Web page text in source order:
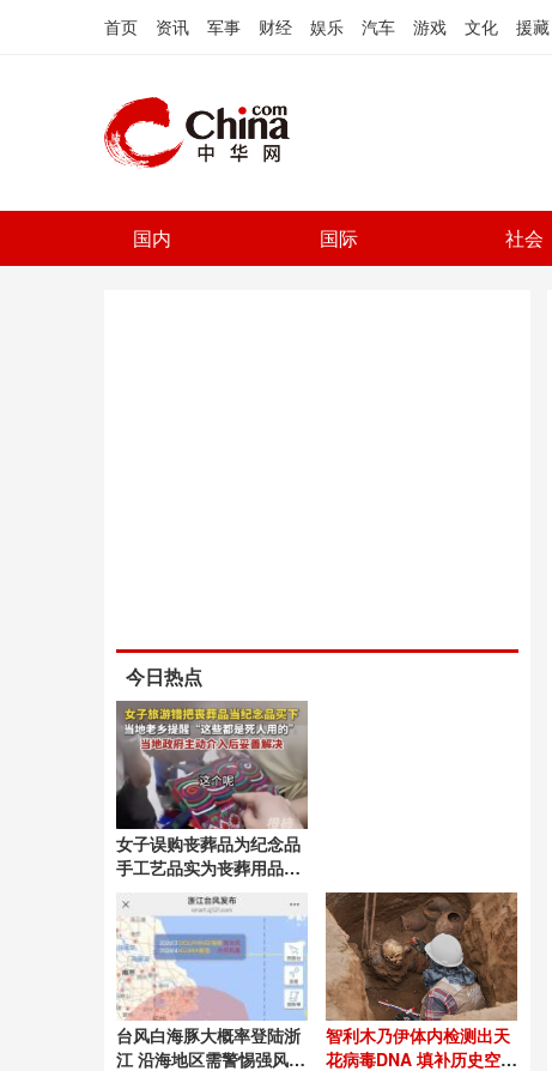
首页 资讯 军事 财经 娱乐 汽车 游戏 文化 援藏
国内 国际 社会
今日热点
女子误购丧葬品为纪念品
手工艺品实为丧葬用品引
台风白海豚大概率登陆浙
江 沿海地区需警惕强风暴
智利木乃伊体内检测出天
花病毒DNA 填补历史空白